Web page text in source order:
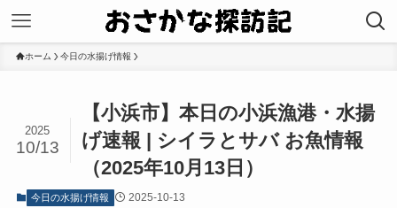
ホーム 今日の水揚げ情報
【小浜市】本日の小浜漁港・水揚
げ速報 | シイラとサバ お魚情報
（2025年10月13日）
2025
10/13
今日の水揚げ情報 2025-10-13